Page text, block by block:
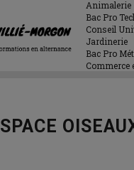
Animalerie
Bac Pro
Conseil
Jardinerie
Bac Pro
Commerce
LIÉES AU